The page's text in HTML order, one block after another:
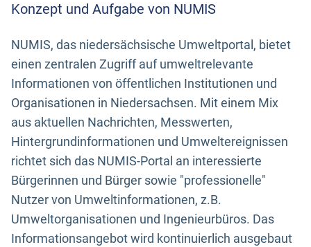
Konzept und Aufgabe von NUMIS
NUMIS, das niedersächsische Umweltportal, bietet
einen zentralen Zugriff auf umweltrelevante
Informationen von öffentlichen Institutionen und
Organisationen in Niedersachsen. Mit einem Mix
aus aktuellen Nachrichten, Messwerten,
Hintergrundinformationen und Umweltereignissen
richtet sich das NUMIS-Portal an interessierte
Bürgerinnen und Bürger sowie "professionelle"
Nutzer von Umweltinformationen, z.B.
Umweltorganisationen und Ingenieurbüros. Das
Informationsangebot wird kontinuierlich ausgebaut